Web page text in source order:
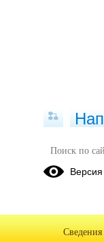
Проект
России"
России в 2026
Сведения